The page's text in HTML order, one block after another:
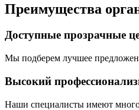
Преимущества
Доступные прозрачные
Мы подберем лучшее
Высокий
Наши специалисты имеют